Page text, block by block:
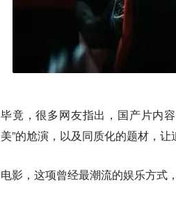
毕竟，很多网友指出，国产片内
美”的尬演，以及同质化的题材，
电影，这项曾经最潮流的娱乐方式